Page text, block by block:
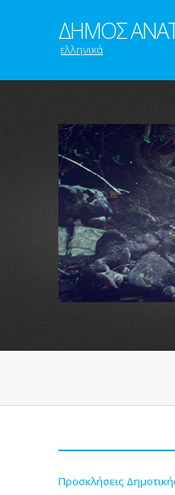
ΔΗΜΟΣ
ελληνικά
Προσκλήσεις